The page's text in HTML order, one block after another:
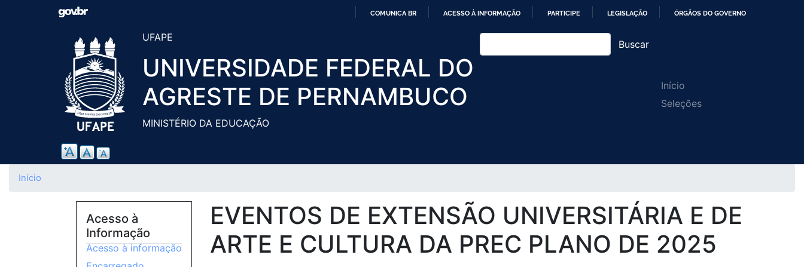
Pular
principal
O
CONTEÚDO
COMUNICA BR ACESSO À INFORMAÇÃO PARTICIPE LEGISLAÇÃO ÓRGÃOS DO GOVERNO
UFAPE
UNIVERSIDADE FEDERAL DO
AGRESTE DE PERNAMBUCO
MINISTÉRIO DA EDUCAÇÃO
Buscar
Main
navigation
Início
Seleções
Início
EVENTOS DE EXTENSÃO UNIVERSITÁRIA E DE
ARTE E CULTURA DA PREC PLANO DE 2025
Acesso à
Informação
Acesso à informação